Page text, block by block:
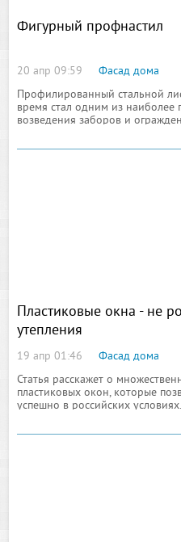
Фигурный профнастил
20 апр 09:59
Фасад дома
Профилированный стальной
время стал одним из наиболее
возведения заборов и
Пластиковые окна - не
утепления
19 апр 01:46
Фасад дома
Статья расскажет о
пластиковых окон, которые
успешно в российских
буквально